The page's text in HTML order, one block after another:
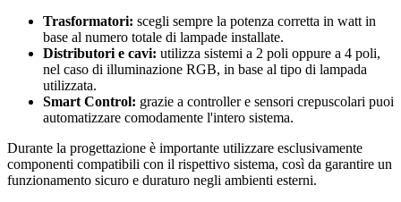
Trasformatori: scegli sempre la potenza corretta in watt in
base al numero totale di lampade installate.
Distributori e cavi: utilizza sistemi a 2 poli oppure a 4 poli,
nel caso di illuminazione RGB, in base al tipo di lampada
utilizzata.
Smart Control: grazie a controller e sensori crepuscolari puoi
automatizzare comodamente l'intero sistema.
Durante la progettazione è importante utilizzare esclusivamente
componenti compatibili con il rispettivo sistema, così da garantire un
funzionamento sicuro e duraturo negli ambienti esterni.